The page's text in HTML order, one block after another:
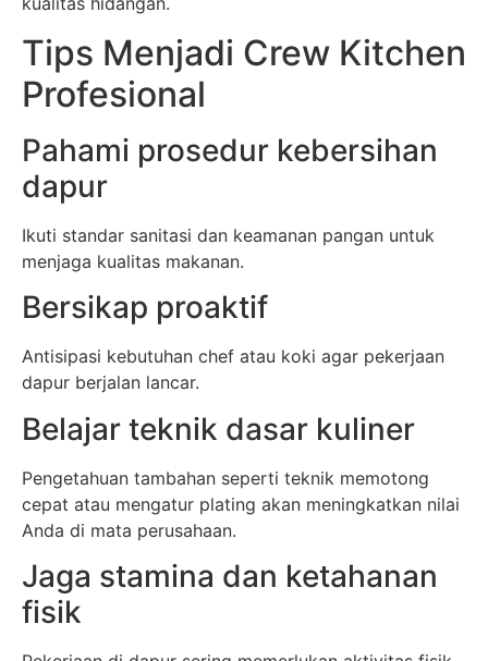
Tips Menjadi Crew Kitchen
Profesional
Pahami prosedur kebersihan
dapur
Ikuti standar sanitasi dan keamanan pangan untuk
menjaga kualitas makanan.
Bersikap proaktif
Antisipasi kebutuhan chef atau koki agar pekerjaan
dapur berjalan lancar.
Belajar teknik dasar kuliner
Pengetahuan tambahan seperti teknik memotong
cepat atau mengatur plating akan meningkatkan nilai
Anda di mata perusahaan.
Jaga stamina dan ketahanan
fisik